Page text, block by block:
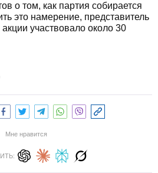
о том, как партия собирается
это намерение, представитель
участвовало около 30
Мне нравится